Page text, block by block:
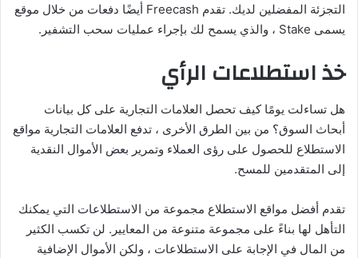
التجزئة المفضلين لديك. تقدم Freecash أيضًا دفعات من خلال موقع
يسمى Stake ، والذي يسمح لك بإجراء عمليات سحب التشفير.
خذ استطلاعات الرأي
هل تساءلت يومًا كيف تحصل العلامات التجارية على كل بيانات
أبحاث السوق؟ من بين الطرق الأخرى ، تدفع العلامات التجارية مواقع
الاستطلاع للحصول على رؤى العملاء وتمرير بعض الأموال النقدية
إلى المتقدمين للمسح.
تقدم أفضل مواقع الاستطلاع مجموعة من الاستطلاعات التي يمكنك
التأهل لها بناءً على مجموعة متنوعة من المعايير. لن تكسب الكثير
من المال في الإجابة على الاستطلاعات ، ولكن الأموال الإضافية